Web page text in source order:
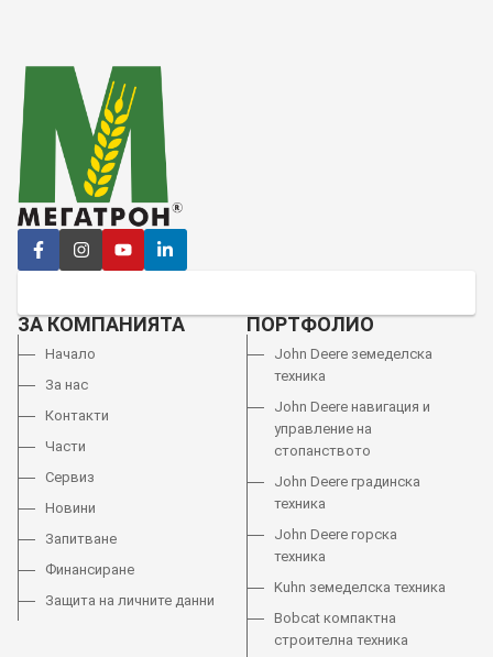
ЗА КОМПАНИЯТА
Начало
За нас
Контакти
Части
Сервиз
Новини
Запитване
Финансиране
Защита на личните данни
ПОРТФОЛИО
John Deere земеделска
техника
John Deere навигация и
управление на
стопанството
John Deere градинска
техника
John Deere горска
техника
Kuhn земеделска техника
Bobcat компактна
строителна техника